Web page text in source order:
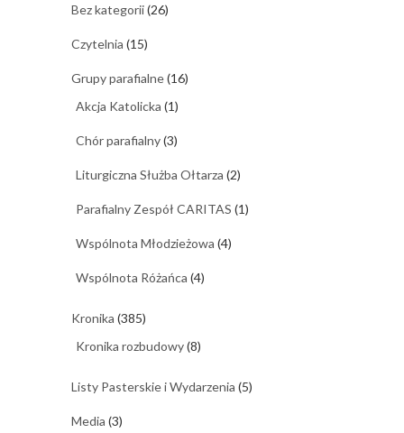
Bez kategorii(26)
Czytelnia (15)
Grupy parafialne(16)
Akcja Katolicka (1)
Chór parafialny(3)
Liturgiczna Służba Ołtarza (2)
Parafialny Zespół CARITAS (1)
Wspólnota Młodzieżowa (4)
Wspólnota Różańca (4)
Kronika (385)
Kronika rozbudowy(8)
Listy Pasterskie i Wydarzenia (5)
Media (3)